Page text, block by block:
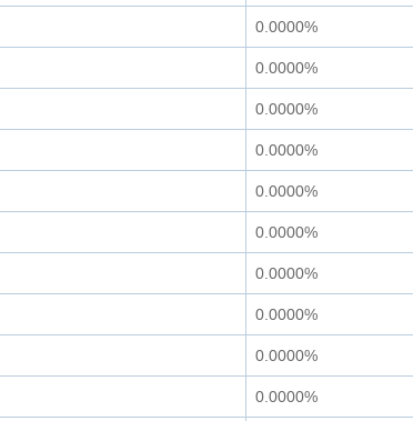
0.0000%
0.0000%
0.0000%
0.0000%
0.0000%
0.0000%
0.0000%
0.0000%
0.0000%
0.0000%